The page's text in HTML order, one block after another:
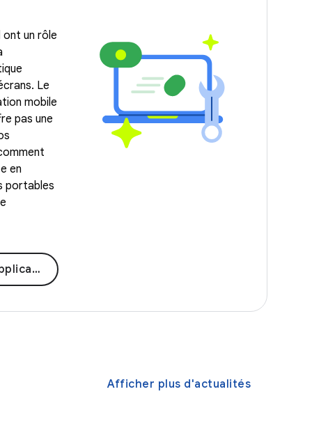
ont un rôle
Le
mobile
pas une
en
portables
Afficher plus d'actualités